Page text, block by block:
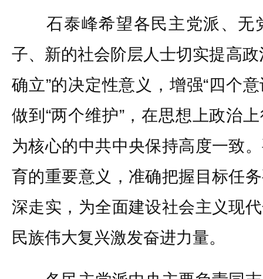
石泰峰希望各民主党派、无
子、新的社会阶层人士切实提高
确立”的决定性意义，增强“四个
做到“两个维护”，在思想上政治
为核心的中共中央保持高度一致
育的重要意义，准确把握目标任
深走实，为全面建设社会主义现
民族伟大复兴激发奋进力量。